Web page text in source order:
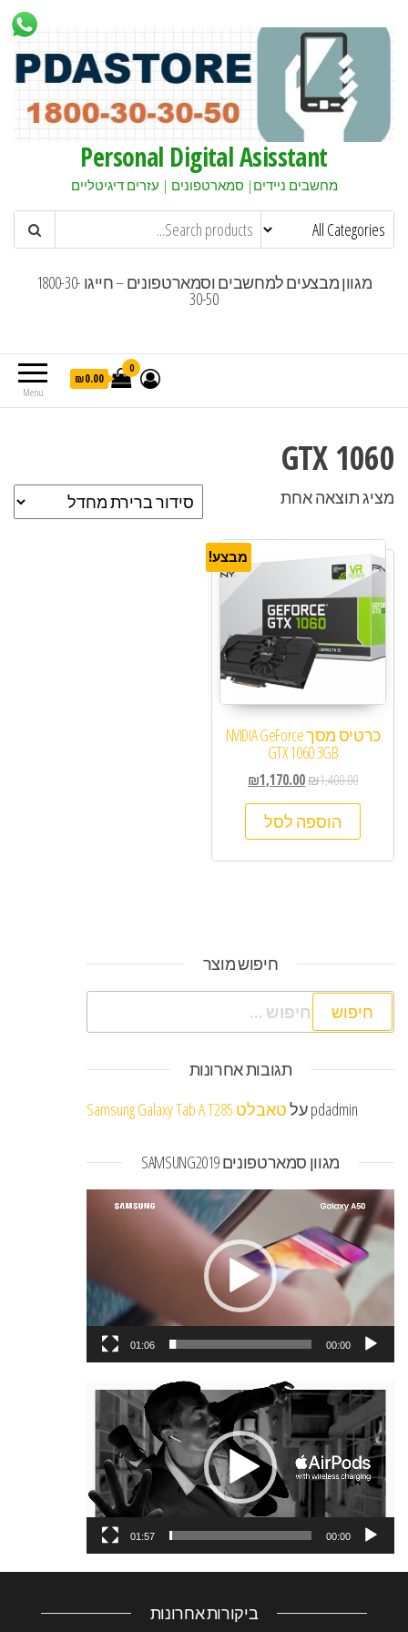
Personal Digital Asisstant
מחשבים ניידים| סמארטפונים | עזרים דיגיטליים
מגוון מבצעים למחשבים וסמארטפונים – חייגו 1800-30-
30-50
Menu
0
₪0.00
GTX 1060
מציג תוצאה אחת
מבצע!
כרטיס מסך NVIDIA GeForce
GTX 1060 3GB
₪1,400.00
₪1,170.00
הוספה לסל
חיפוש מוצר
חיפוש:
תגובות אחרונות
pdadminעלטאבלט Samsung Galaxy Tab A T285
מגוון סמארטפונים SAMSUNG2019
נגן
וידאו
00:00
01:06
נגן
וידאו
00:00
01:57
ביקורות אחרונות